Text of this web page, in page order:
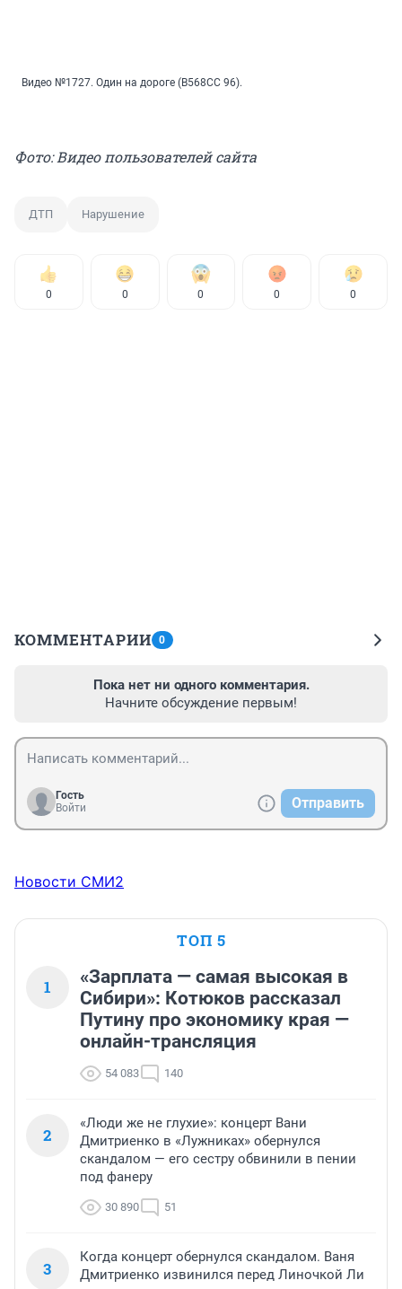
Видео №1727. Один на дороге (В568СС 96).
Фото: Видео пользователей сайта
ДТП Нарушение
0 0 0 0 0
КОММЕНТАРИИ 0
Пока нет ни одного комментария.
Начните обсуждение первым!
Гость
Войти
Отправить
Новости СМИ2
ТОП 5
1
«Зарплата — самая высокая в
Сибири»: Котюков рассказал
Путину про экономику края —
онлайн-трансляция
54 083 140
2
«Люди же не глухие»: концерт Вани
Дмитриенко в «Лужниках» обернулся
скандалом — его сестру обвинили в пении
под фанеру
30 890 51
3
Когда концерт обернулся скандалом. Ваня
Дмитриенко извинился перед Линочкой Ли